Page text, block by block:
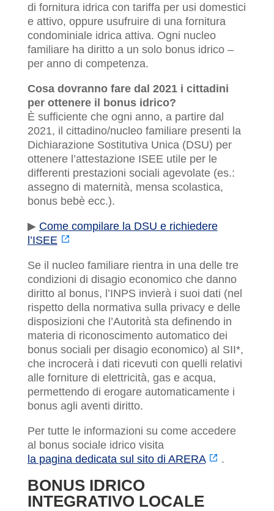
di fornitura idrica con tariffa per usi domestici
e attivo, oppure usufruire di una fornitura
condominiale idrica attiva. Ogni nucleo
familiare ha diritto a un solo bonus idrico –
per anno di competenza.
Cosa dovranno fare dal 2021 i cittadini
per ottenere il bonus idrico?
È sufficiente che ogni anno, a partire dal
2021, il cittadino/nucleo familiare presenti la
Dichiarazione Sostitutiva Unica (DSU) per
ottenere l’attestazione ISEE utile per le
differenti prestazioni sociali agevolate (es.:
assegno di maternità, mensa scolastica,
bonus bebè ecc.).
▶ Come compilare la DSU e richiedere
l’ISEE
Se il nucleo familiare rientra in una delle tre
condizioni di disagio economico che danno
diritto al bonus, l’INPS invierà i suoi dati (nel
rispetto della normativa sulla privacy e delle
disposizioni che l’Autorità sta definendo in
materia di riconoscimento automatico dei
bonus sociali per disagio economico) al SII*,
che incrocerà i dati ricevuti con quelli relativi
alle forniture di elettricità, gas e acqua,
permettendo di erogare automaticamente i
bonus agli aventi diritto.
Per tutte le informazioni su come accedere
al bonus sociale idrico visita
la pagina dedicata sul sito di ARERA
.
BONUS IDRICO
INTEGRATIVO LOCALE